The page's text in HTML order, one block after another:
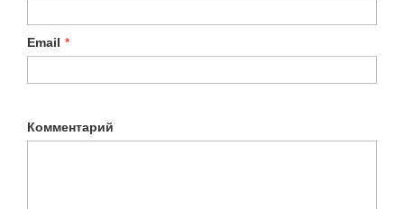
Email *
Комментарий